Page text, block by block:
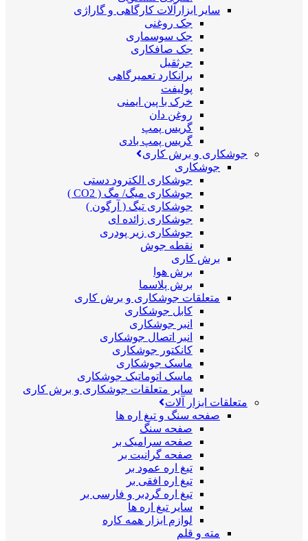
سایر ابزارآلات کارگاهی و گاراژی
جک روغنی
جک سوسماری
جک صافکاری
جرثقیل
برانکارد تعمیرگاهی
پولیفت
خرک با پین ایمنی
روغن دان
گریس پمپ
گریس پمپ بادی
جوشکاری و برش کاری
جوشکاری
جوشکاری الکترود دستی
جوشکاری میگ/ مگ ( CO2 )
جوشکاری تیگ ( آرگون )
جوشکاری زائده ای
جوشکاری زیر پودری
نقطه جوش
برش کاری
برش هوا
برش پلاسما
متعلقات جوشکاری و برش کاری
کابل جوشکاری
انبر جوشکاری
انبر اتصال جوشکاری
کانکتور جوشکاری
ماسک جوشکاری
ماسک اتوماتیک جوشکاری
سایر متعلقات جوشکاری و برش کاری
متعلقات ابزار آلات
صفحه سنگ و تیغ اره ها
صفحه سنگ
صفحه سرامیک بر
صفحه گرانیت بر
تیغ اره عمود بر
تیغ اره افقی بر
تیغ اره گردبر و فارسی بر
سایر تیغ اره ها
لوازم ابزار همه کاره
مته و قلم